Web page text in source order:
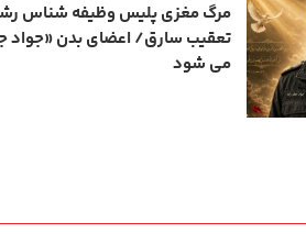
مرگ مغزی پلیس وظیفه شناس
تعقیب سارق/ اعضای بدن «جواد
می شود